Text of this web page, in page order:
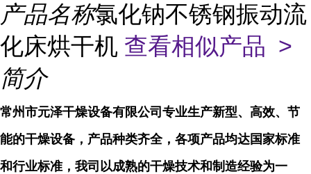
产品名称氯化钠不锈钢振动流
化床烘干机 查看相似产品 >
简介
常州市元泽干燥设备有限公司专业生产新型、高效、节
能的干燥设备，产品种类齐全，各项产品均达国家标准
和行业标准，我司以成熟的干燥技术和制造经验为一